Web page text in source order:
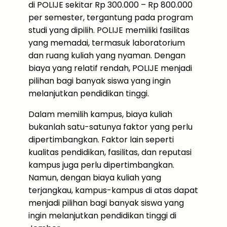
di POLIJE sekitar Rp 300.000 – Rp 800.000
per semester, tergantung pada program
studi yang dipilih. POLIJE memiliki fasilitas
yang memadai, termasuk laboratorium
dan ruang kuliah yang nyaman. Dengan
biaya yang relatif rendah, POLIJE menjadi
pilihan bagi banyak siswa yang ingin
melanjutkan pendidikan tinggi.
Dalam memilih kampus, biaya kuliah
bukanlah satu-satunya faktor yang perlu
dipertimbangkan. Faktor lain seperti
kualitas pendidikan, fasilitas, dan reputasi
kampus juga perlu dipertimbangkan.
Namun, dengan biaya kuliah yang
terjangkau, kampus-kampus di atas dapat
menjadi pilihan bagi banyak siswa yang
ingin melanjutkan pendidikan tinggi di